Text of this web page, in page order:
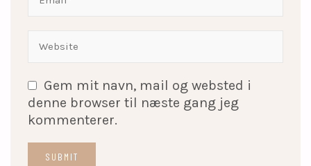
Gem mit navn, mail og websted i
denne browser til næste gang jeg
kommenterer.